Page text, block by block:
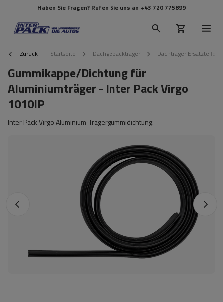
Haben Sie Fragen? Rufen Sie uns an +43 720 775899
Zurück Startseite Dachgepäckträger Dachträger Ersatzteile
Gummikappe/Dichtung für
Aluminiumträger - Inter Pack Virgo
1010IP
Inter Pack Virgo Aluminium-Trägergummidichtung.